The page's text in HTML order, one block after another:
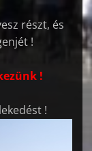
részt, és
!
!
!